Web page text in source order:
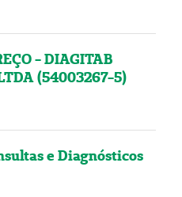
- DIAGITAB
(54003267-5)
e Diagnósticos